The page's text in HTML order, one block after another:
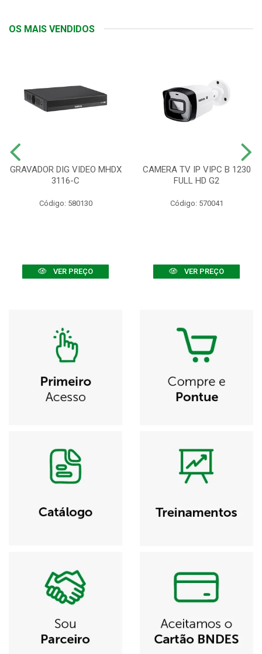
OS MAIS VENDIDOS
GRAVADOR DIG VIDEO MHDX
3116-C
Código: 580130
VER PREÇO
CAMERA TV IP VIPC B 1230
FULL HD G2
Código: 570041
VER PREÇO